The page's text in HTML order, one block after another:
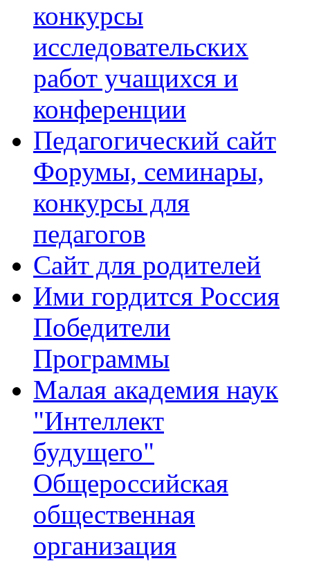
конкурсы
исследовательских
работ учащихся и
конференции
Педагогический сайт
Форумы, семинары,
конкурсы для
педагогов
Сайт для родителей
Ими гордится Россия
Победители
Программы
Малая академия наук
"Интеллект
будущего"
Общероссийская
общественная
организация